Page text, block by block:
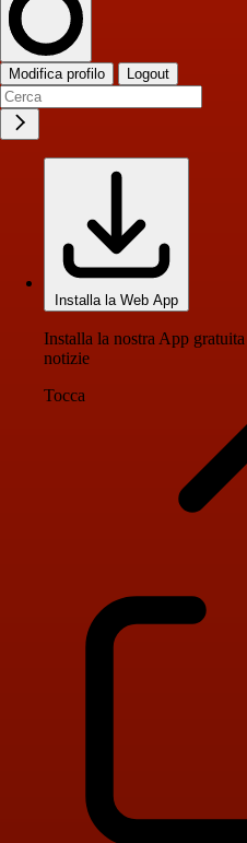
Modifica profilo Logout
Installa la Web App
Installa la nostra App
notizie
Tocca